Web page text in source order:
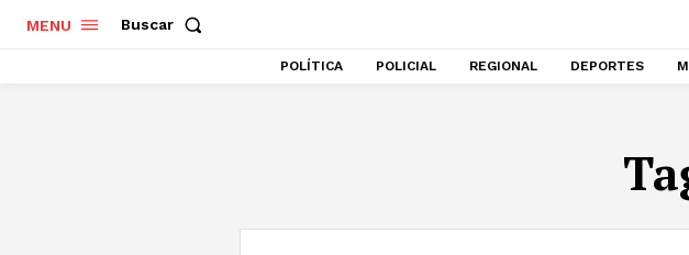
MENU Buscar
POLÍTICA POLICIAL REGIONAL DEPORTES